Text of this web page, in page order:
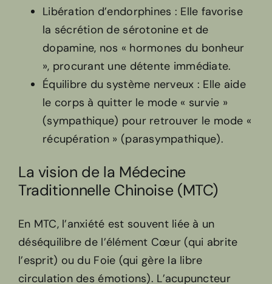
Libération d’endorphines : Elle favorise
la sécrétion de sérotonine et de
dopamine, nos « hormones du bonheur
», procurant une détente immédiate.
Équilibre du système nerveux : Elle aide
le corps à quitter le mode « survie »
(sympathique) pour retrouver le mode «
récupération » (parasympathique).
La vision de la Médecine
Traditionnelle Chinoise (MTC)
En MTC, l’anxiété est souvent liée à un
déséquilibre de l’élément Cœur (qui abrite
l’esprit) ou du Foie (qui gère la libre
circulation des émotions). L’acupuncteur